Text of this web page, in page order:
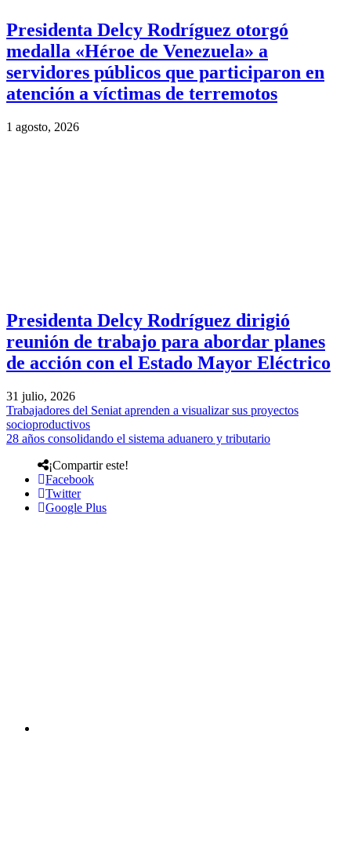
Presidenta Delcy Rodríguez otorgó
medalla «Héroe de Venezuela» a
servidores públicos que participaron en
atención a víctimas de terremotos
1 agosto, 2026
Presidenta Delcy Rodríguez dirigió
reunión de trabajo para abordar planes
de acción con el Estado Mayor Eléctrico
31 julio, 2026
Trabajadores del Seniat aprenden a visualizar sus proyectos
socioproductivos
28 años consolidando el sistema aduanero y tributario
¡Compartir este!
Facebook
Twitter
Google Plus